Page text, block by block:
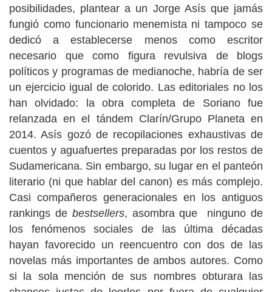
posibilidades, plantear a un Jorge Asís que jamás
fungió como funcionario menemista ni tampoco se
dedicó a establecerse menos como escritor
necesario que como figura revulsiva de blogs
políticos y programas de medianoche, habría de ser
un ejercicio igual de colorido. Las editoriales no los
han olvidado: la obra completa de Soriano fue
relanzada en el tándem Clarín/Grupo Planeta en
2014. Asís gozó de recopilaciones exhaustivas de
cuentos y aguafuertes preparadas por los restos de
Sudamericana. Sin embargo, su lugar en el panteón
literario (ni que hablar del canon) es más complejo.
Casi compañeros generacionales en los antiguos
rankings de bestsellers, asombra que ninguno de
los fenómenos sociales de las última décadas
hayan favorecido un reencuentro con dos de las
novelas más importantes de ambos autores. Como
si la sola mención de sus nombres obturara las